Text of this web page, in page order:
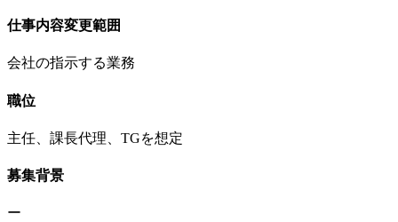
仕事内容変更範囲
会社の指示する業務
職位
主任、課長代理、TGを想定
募集背景
ー